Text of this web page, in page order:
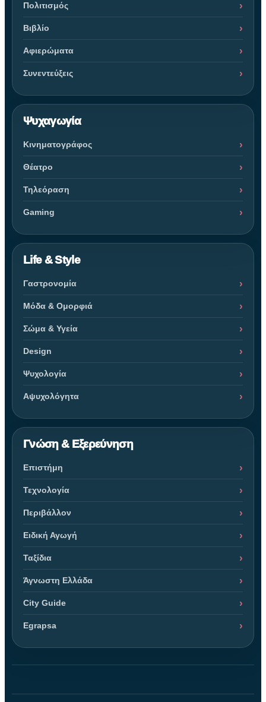
Πολιτισμός
Βιβλίο
Αφιερώματα
Συνεντεύξεις
Ψυχαγωγία
Κινηματογράφος
Θέατρο
Τηλεόραση
Gaming
Life & Style
Γαστρονομία
Μόδα & Ομορφιά
Σώμα & Υγεία
Design
Ψυχολογία
Αψυχολόγητα
Γνώση & Εξερεύνηση
Επιστήμη
Τεχνολογία
Περιβάλλον
Ειδική Αγωγή
Ταξίδια
Άγνωστη Ελλάδα
City Guide
Egrapsa